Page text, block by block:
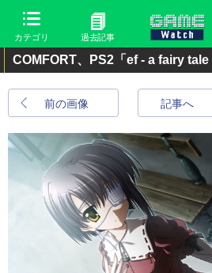
カテゴリ 過去記事
COMFORT、PS2「ef - a fairy
前の画像 記事へ